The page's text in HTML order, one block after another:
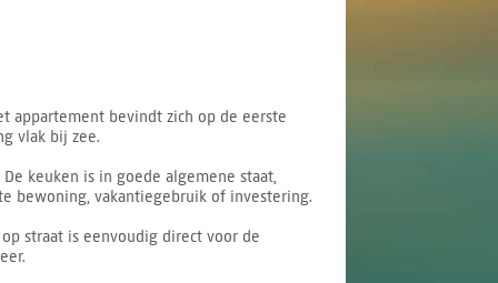
appartement bevindt zich op de eerste
vlak bij zee.
keuken is in goede algemene staat,
bewoning, vakantiegebruik of investering.
straat is eenvoudig direct voor de